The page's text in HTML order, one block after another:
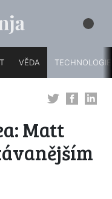
VĚDA TECHNOLOGIE
Matt